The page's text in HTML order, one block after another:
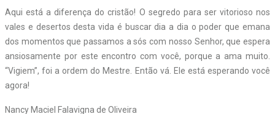
Aqui está a diferença do cristão! O segredo para ser vitorioso nos
vales e desertos desta vida é buscar dia a dia o poder que emana
dos momentos que passamos a sós com nosso Senhor, que espera
ansiosamente por este encontro com você, porque a ama muito.
“Vigiem”, foi a ordem do Mestre. Então vá. Ele está esperando você
agora!
Nancy Maciel Falavigna de Oliveira